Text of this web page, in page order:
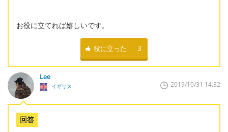
お役に立てれば嬉しいです。
役に立った 3
Lee
イギリス 2019/10/31 14:32
回答